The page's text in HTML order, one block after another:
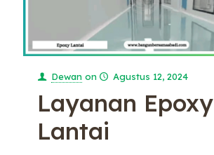
Dewan on Agustus 12, 2024
Layanan Epoxy
Lantai